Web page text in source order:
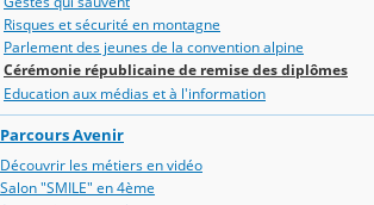
Risques et sécurité en montagne
Parlement des jeunes de la convention alpine
Cérémonie républicaine de remise des diplômes
Education aux médias et à l'information
Parcours Avenir
Découvrir les métiers en vidéo
Salon "SMILE" en 4ème